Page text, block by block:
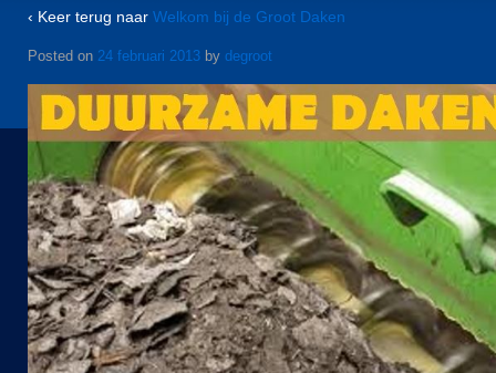
‹ Keer terug naar Welkom bij de Groot Daken
Posted on 24 februari 2013 by degroot